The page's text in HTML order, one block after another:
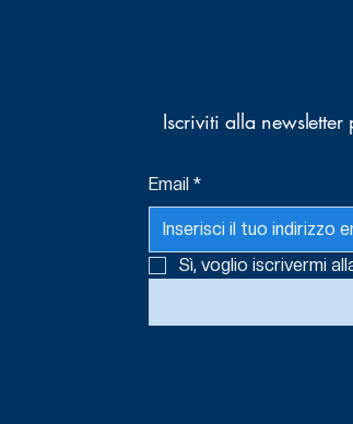
Iscriviti alla
Email *
Sì, voglio iscrivermi